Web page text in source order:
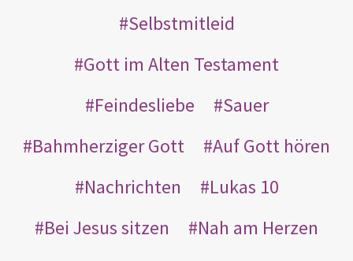
Selbstmitleid
Gott im Alten Testament
Feindesliebe
Sauer
Bahmherziger Gott
Auf Gott hören
Nachrichten
Lukas 10
Bei Jesus sitzen
Nah am Herzen